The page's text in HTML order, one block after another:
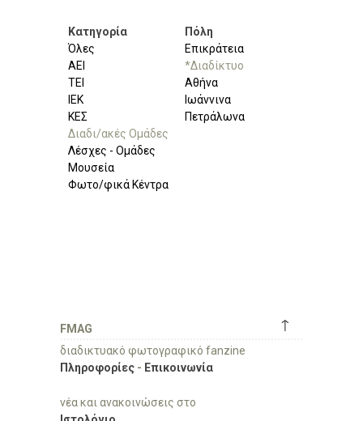
Κατηγορία
Όλες
ΑΕΙ
ΤΕΙ
ΙΕΚ
ΚΕΣ
Διαδι/ακές Ομάδες
Λέσχες - Ομάδες
Μουσεία
Φωτο/φικά Κέντρα
Πόλη
Επικράτεια
*Διαδίκτυο
Αθήνα
Ιωάννινα
Πετράλωνα
↑
FMAG
διαδικτυακό φωτογραφικό fanzine
Πληροφορίες - Επικοινωνία
νέα και ανακοινώσεις στο